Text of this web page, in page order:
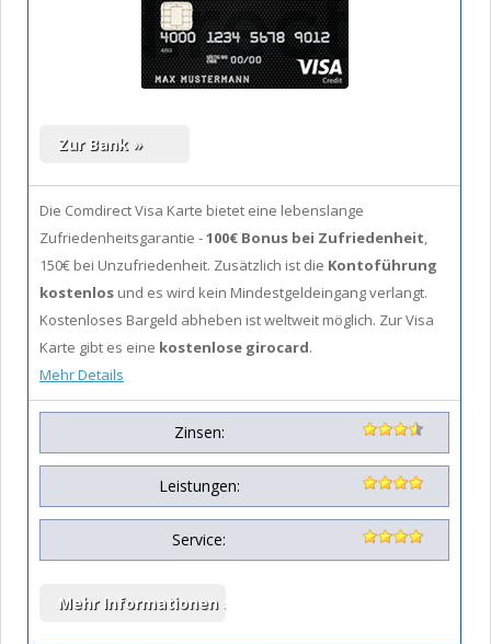
Die Comdirect Visa Karte bietet eine lebenslange
Zufriedenheitsgarantie -100€ Bonus bei Zufriedenheit,
150€ bei Unzufriedenheit. Zusätzlich ist die Kontoführung
kostenlos und es wird kein Mindestgeldeingang verlangt.
Kostenloses Bargeld abheben ist weltweit möglich. Zur Visa
Karte gibt es eine kostenlose girocard.
Mehr Details
Zinsen:
Leistungen:
Service: